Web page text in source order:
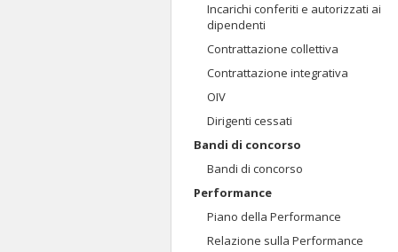
Incarichi conferiti e autorizzati ai
dipendenti
Contrattazione collettiva
Contrattazione integrativa
OIV
Dirigenti cessati
Bandi di concorso
Bandi di concorso
Performance
Piano della Performance
Relazione sulla Performance